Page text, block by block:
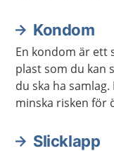
Kondom
En kondom är ett
plast som du kan
du ska ha
minska risken för
graviditet vid
Slicklapp